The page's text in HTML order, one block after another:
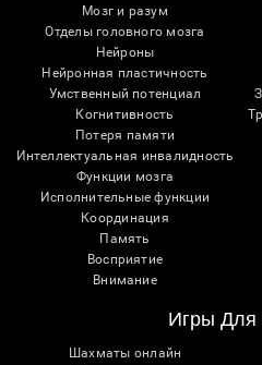
Мозг и разум
Отделы головного мозга
Нейроны
Нейронная пластичность
Умственный потенциал
Когнитивность
Потеря памяти
Интеллектуальная инвалидность
Функции мозга
Исполнительные функции
Координация
Память
Восприятие
Внимание
Игры Для
Шахматы онлайн